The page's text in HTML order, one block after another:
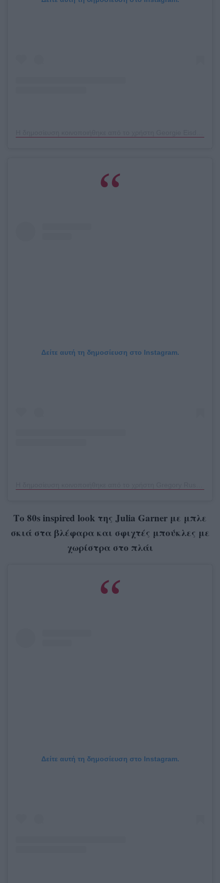
Δείτε αυτή τη δημοσίευση στο Instagram.
Το 80s inspired look της Julia Garner με μπλε
σκιά στα βλέφαρα και σφιχτές μπούκλες με
χωρίστρα στο πλάι
Δείτε αυτή τη δημοσίευση στο Instagram.